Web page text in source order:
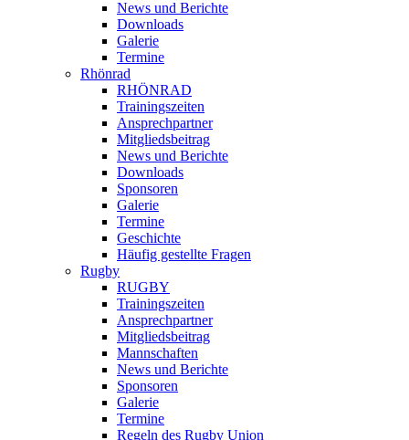
News und Berichte
Downloads
Galerie
Termine
Rhönrad
RHÖNRAD
Trainingszeiten
Ansprechpartner
Mitgliedsbeitrag
News und Berichte
Downloads
Sponsoren
Galerie
Termine
Geschichte
Häufig gestellte Fragen
Rugby
RUGBY
Trainingszeiten
Ansprechpartner
Mitgliedsbeitrag
Mannschaften
News und Berichte
Sponsoren
Galerie
Termine
Regeln des Rugby Union